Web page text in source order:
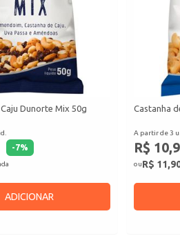
Dunorte Mix 50g
-7%
ADICIONAR
Castanha
A partir de 3
R$
ouR$